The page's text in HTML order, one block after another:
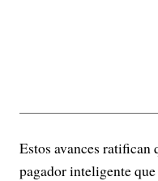
Estos avances ratifican
pagador inteligente